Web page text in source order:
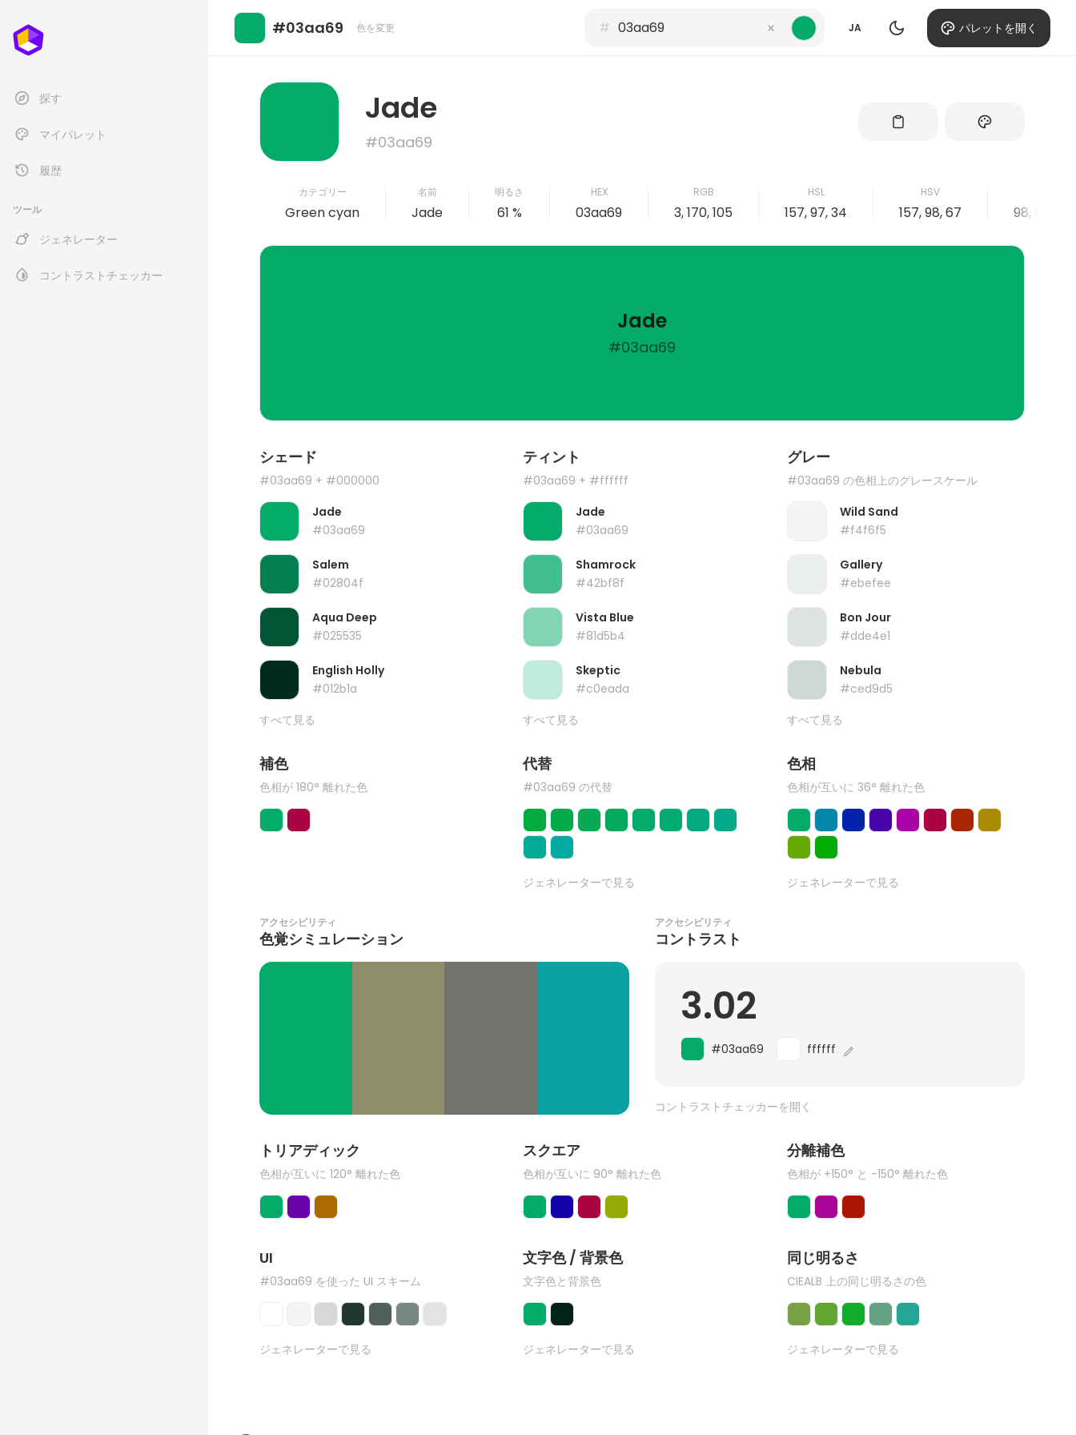
探す
マイパレット
履歴
ツール
ジェネレーター
コントラストチェッカー
#03aa69 色を変更 # JA パレットを開く
Jade
#03aa69
カテゴリー
Green cyan
名前
Jade
明るさ
61 %
HEX
03aa69
RGB
3, 170, 105
HSL
157, 97, 34
HSV
157, 98, 67 98, 0, 38,
Jade
#03aa69
シェード
#03aa69 + #000000
Jade
#03aa69
Salem
#02804f
Aqua Deep
#025535
English Holly
#012b1a
すべて見る
ティント
#03aa69 + #ffffff
Jade
#03aa69
Shamrock
#42bf8f
Vista Blue
#81d5b4
Skeptic
#c0eada
すべて見る
グレー
#03aa69 の色相上のグレースケール
Wild Sand
#f4f6f5
Gallery
#ebefee
Bon Jour
#dde4e1
Nebula
#ced9d5
すべて見る
補色
色相が 180° 離れた色
代替
#03aa69 の代替
ジェネレーターで見る
色相
色相が互いに 36° 離れた色
ジェネレーターで見る
アクセシビリティ
色覚シミュレーション
アクセシビリティ
コントラスト
3.02
#03aa69 ffffff
コントラストチェッカーを開く
トリアディック
色相が互いに 120° 離れた色
スクエア
色相が互いに 90° 離れた色
分離補色
色相が +150° と -150° 離れた色
UI
#03aa69 を使った UI スキーム
ジェネレーターで見る
文字色 / 背景色
文字色と背景色
ジェネレーターで見る
同じ明るさ
CIEALB 上の同じ明るさの色
ジェネレーターで見る